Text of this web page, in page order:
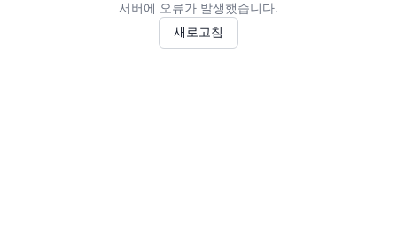
서버에 오류가 발생했습니다.
새로고침